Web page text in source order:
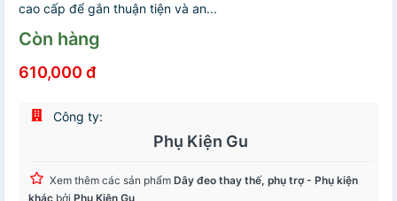
cao cấp để gắn thuận tiện và an...
Còn hàng
610,000 đ
Công ty:
Phụ Kiện Gu
Xem thêm các sản phẩm Dây đeo thay thế, phụ trợ - Phụ kiện
khác bởi Phụ Kiện Gu